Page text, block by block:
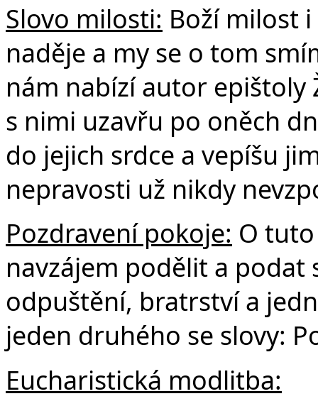
Slovo milosti: Boží milost
naděje a my se o tom
nám nabízí autor epištoly
s nimi uzavřu po oněch
do jejich srdce a vepíšu
nepravosti už nikdy
Pozdravení pokoje: O
navzájem podělit a podat
odpuštění, bratrství a
jeden druhého se slovy:
Eucharistická modlitba: